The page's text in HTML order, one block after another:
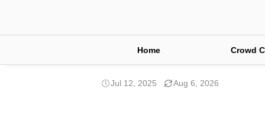
Home Crowd
Jul 12, 2025 Aug 6, 2026